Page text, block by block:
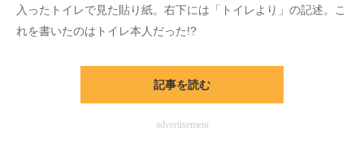
入ったトイレで見た貼り紙。右下には「トイレより」の記述。こ
れを書いたのはトイレ本人だった!?
記事を読む
advertisement